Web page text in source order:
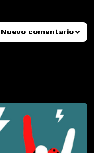
Nuevo comentario